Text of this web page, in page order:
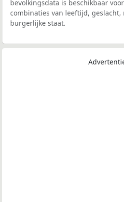
bevolkingsdata is beschikbaar
combinaties van leeftijd,
burgerlijke staat.